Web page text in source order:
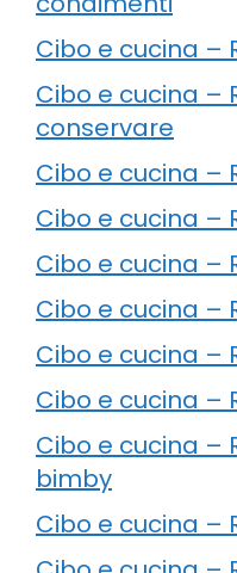
Cibo e cucina –
Cibo e cucina –
conservare
Cibo e cucina –
Cibo e cucina –
Cibo e cucina –
Cibo e cucina –
Cibo e cucina –
Cibo e cucina –
Cibo e cucina –
bimby
Cibo e cucina –